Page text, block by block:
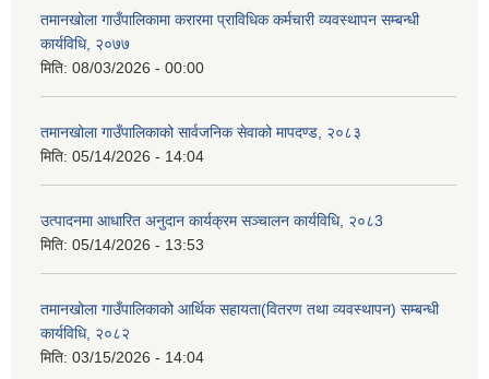
तमानखोला गाउँपालिकामा करारमा प्राविधिक कर्मचारी व्यवस्थापन सम्बन्धी
कार्यविधि, २०७७
मिति: 08/03/2026 - 00:00
तमानखोला गाउँपालिकाको सार्वजनिक सेवाको मापदण्ड, २०८३
मिति: 05/14/2026 - 14:04
उत्पादनमा आधारित अनुदान कार्यक्रम सञ्चालन कार्यविधि, २०८3
मिति: 05/14/2026 - 13:53
तमानखोला गाउँपालिकाको आर्थिक सहायता(वितरण तथा व्यवस्थापन) सम्बन्धी
कार्यविधि, २०८२
मिति: 03/15/2026 - 14:04